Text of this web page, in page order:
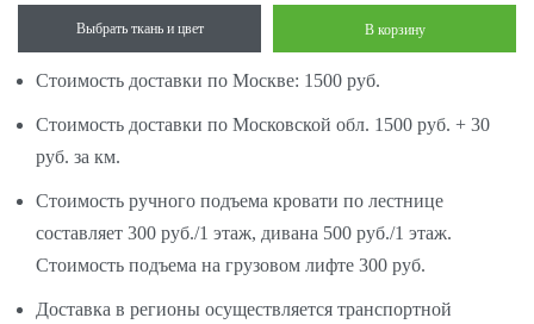
Выбрать ткань и цвет В корзину
Стоимость доставки по Москве: 1500 руб.
Стоимость доставки по Московской обл. 1500 руб. + 30
руб. за км.
Стоимость ручного подъема кровати по лестнице
составляет 300 руб./1 этаж, дивана 500 руб./1 этаж.
Стоимость подъема на грузовом лифте 300 руб.
Доставка в регионы осуществляется транспортной